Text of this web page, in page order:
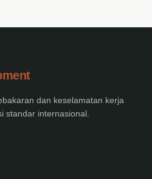
dan keselamatan kerja
standar internasional.